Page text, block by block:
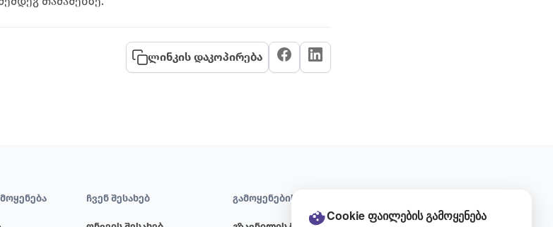
ლინკის დაკოპირება
Cookie ფაილების გამოყენება
ჩვენ შესახებ გამოყენების წესები